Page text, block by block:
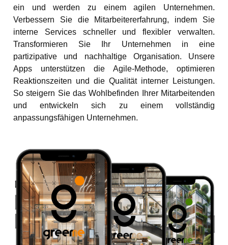
ein und werden zu einem agilen Unternehmen.
Verbessern Sie die Mitarbeitererfahrung, indem Sie
interne Services schneller und flexibler verwalten.
Transformieren Sie Ihr Unternehmen in eine
partizipative und nachhaltige Organisation. Unsere
Apps unterstützen die Agile-Methode, optimieren
Reaktionszeiten und die Qualität interner Leistungen.
So steigern Sie das Wohlbefinden Ihrer Mitarbeitenden
und entwickeln sich zu einem vollständig
anpassungsfähigen Unternehmen.